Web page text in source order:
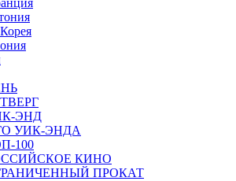
ЭНД
УИК-ЭНДА
100
КИНО
ПРОКАТ